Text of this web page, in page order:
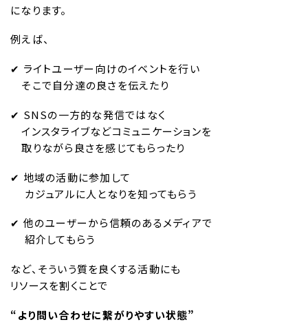
になります。
例えば、
✔︎ ライトユーザー向けのイベントを行い
そこで自分達の良さを伝えたり
✔︎ SNSの一方的な発信ではなく
インスタライブなどコミュニケーションを
取りながら良さを感じてもらったり
✔︎ 地域の活動に参加して
カジュアルに人となりを知ってもらう
✔︎ 他のユーザーから信頼のあるメディアで
紹介してもらう
など、そういう質を良くする活動にも
リソースを割くことで
“より問い合わせに繋がりやすい状態”